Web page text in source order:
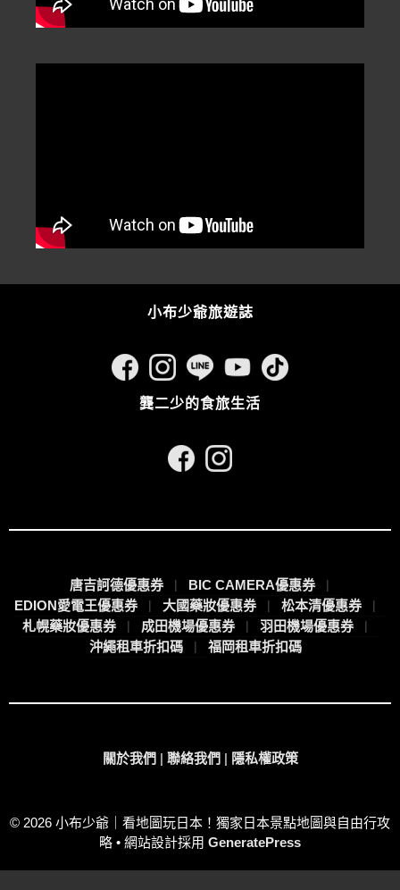
小布少爺旅遊誌
龔二少的食旅生活
唐吉訶德優惠券
BIC CAMERA優惠券
EDION愛電王優惠券
大國藥妝優惠券
松本清優惠券
札幌藥妝優惠券
成田機場優惠券
羽田機場優惠券
沖繩租車折扣碼
福岡租車折扣碼
關於我們 | 聯絡我們 | 隱私權政策
© 2026 小布少爺｜看地圖玩日本！獨家日本景點地圖與自由行攻
略 • 網站設計採用 GeneratePress